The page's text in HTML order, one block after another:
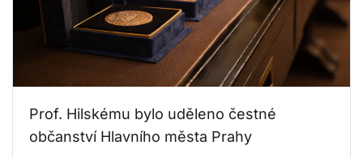
Prof. Hilskému bylo uděleno čestné
občanství Hlavního města Prahy